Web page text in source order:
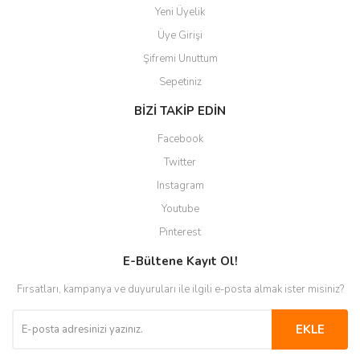
Yeni Üyelik
Üye Girişi
Şifremi Unuttum
Sepetiniz
BİZİ TAKİP EDİN
Facebook
Twitter
Instagram
Youtube
Pinterest
E-Bültene Kayıt Ol!
Fırsatları, kampanya ve duyuruları ile ilgili e-posta almak ister misiniz?
EKLE